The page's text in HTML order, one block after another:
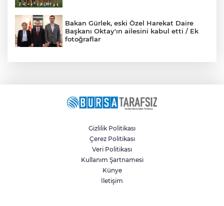
Bakan Gürlek, eski Özel Harekat Daire
Başkanı Oktay'ın ailesini kabul etti / Ek
fotoğraflar
Gizlilik Politikası
Çerez Politikası
Veri Politikası
Kullanım Şartnamesi
Künye
İletişim